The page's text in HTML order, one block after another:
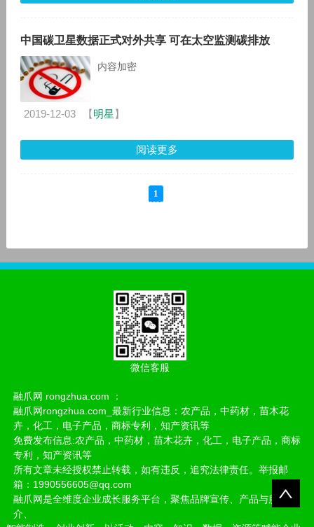
中国碳卫星数据正式对外共享 可在太空监测碳排放
内容加密
2019-12-03 【明星 】
阅读更多
1
微信客服
融爪网 rongzhua.com ：
融爪网rongzhua.com_最新行业信息：农产品，中药材，苗木花
卉，化工，电子产品，商标专利，知产资讯等
免费发布信息:农产品，中药材，苗木花卉，化工，电子产品，商标
专利，知产资讯等
所有文章未经授权禁止转载，如有违反，追究法律责任。举报邮
箱：1990556605@qq.com
融爪网是全维度企业成长服务平台，聚焦品牌宣传、产品与服务推
介、